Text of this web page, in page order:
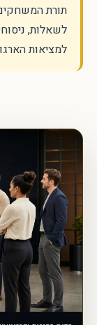
תורת
לשאלות,
למציאות